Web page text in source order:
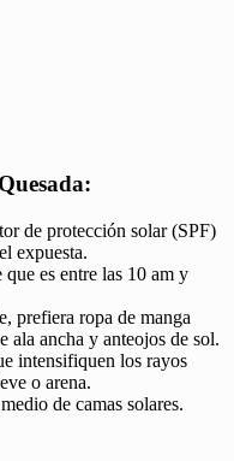
de protección solar (SPF)
expuesta.
es entre las 10 am y
prefiera ropa de manga
ala ancha y anteojos de sol.
intensifiquen los rayos
o arena.
de camas solares.